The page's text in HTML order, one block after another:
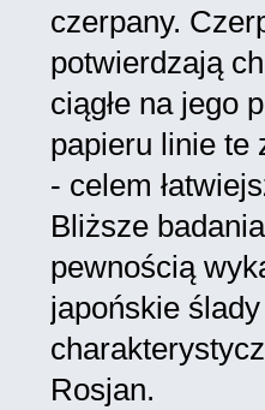
czerpany.
potwierdzają
ciągłe na jego
papieru linie te
- celem
Bliższe
pewnością
japońskie
Rosjan.